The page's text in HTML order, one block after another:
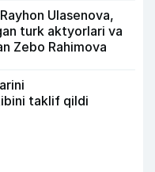
Ulasenova,
turk aktyorlari va
Zebo Rahimova
taklif qildi